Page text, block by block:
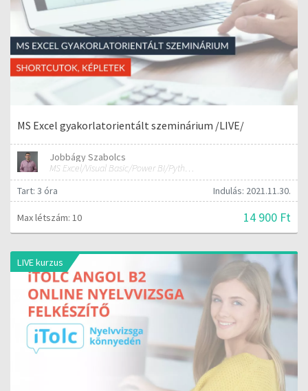
MS Excel gyakorlatorientált szeminárium /LIVE/
Jobbágy Szabolcs
MS Excel/Visual Basic/Power BI/Python adatelemzési szakértő
Tart: 3 óra
Indulás: 2021.11.30.
Max létszám: 10 14 900 Ft
LIVE kurzus